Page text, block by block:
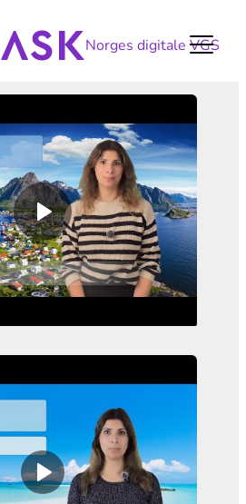
Norges digitale VGS